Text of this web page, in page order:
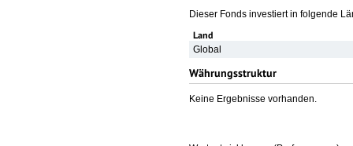
Dieser Fonds investiert in folgende
Land
Global
Währungsstruktur
Keine Ergebnisse vorhanden.